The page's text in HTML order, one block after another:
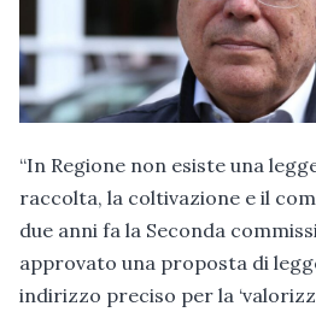
“In Regione non esiste una
raccolta, la coltivazione e il
due anni fa la Seconda
approvato una proposta di
indirizzo preciso per la